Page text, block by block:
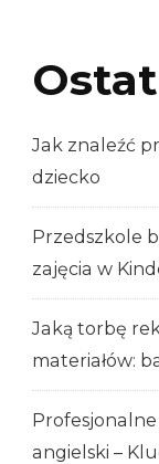
Jak znaleźć
dziecko
Przedszkole
zajęcia w
Jaką torbę
materiałów:
angielski –